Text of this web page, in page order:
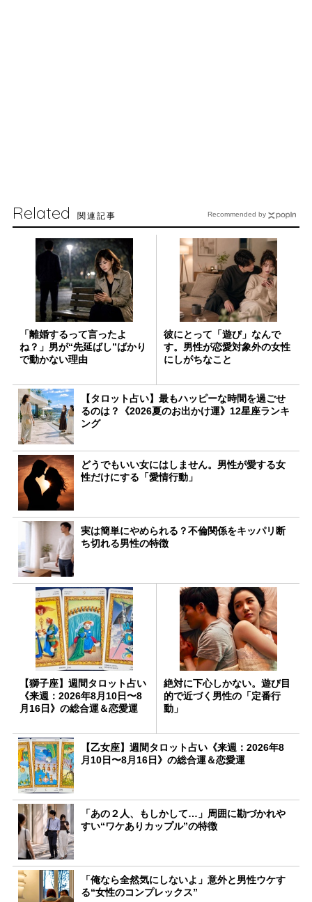
Related 関連記事
「離婚するって言ったよ
ね？」男が“先延ばし”ばかり
で動かない理由
彼にとって「遊び」なんで
す。男性が恋愛対象外の女性
にしがちなこと
【タロット占い】最もハッピーな時間を過ごせ
るのは？《2026夏のお出かけ運》12星座ランキ
ング
どうでもいい女にはしません。男性が愛する女
性だけにする「愛情行動」
実は簡単にやめられる？不倫関係をキッパリ断
ち切れる男性の特徴
【獅子座】週間タロット占い
《来週：2026年8月10日〜8
月16日》の総合運＆恋愛運
絶対に下心しかない。遊び目
的で近づく男性の「定番行
動」
【乙女座】週間タロット占い《来週：2026年8
月10日〜8月16日》の総合運＆恋愛運
「あの２人、もしかして…」周囲に勘づかれや
すい“ワケありカップル”の特徴
「俺なら全然気にしないよ」意外と男性ウケす
る“女性のコンプレックス”
Recommended by